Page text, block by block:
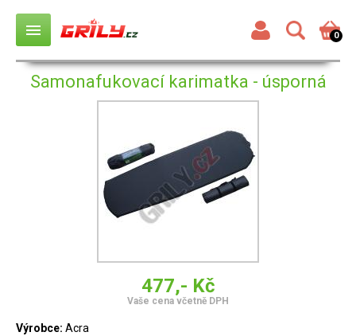
0
menu
Samonafukovací karimatka - úsporná
477,- Kč
Vaše cena včetně DPH
Výrobce: Acra